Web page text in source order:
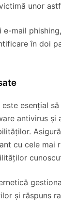
unor
mail
în doi
esențial
antivirus și
cu cele mai
și răspuns